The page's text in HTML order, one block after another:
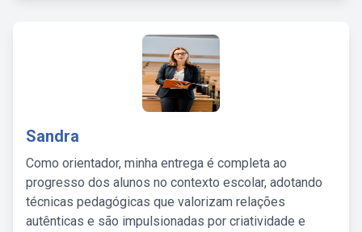
Sandra
Como orientador, minha entrega é completa ao
progresso dos alunos no contexto escolar, adotando
técnicas pedagógicas que valorizam relações
autênticas e são impulsionadas por criatividade e